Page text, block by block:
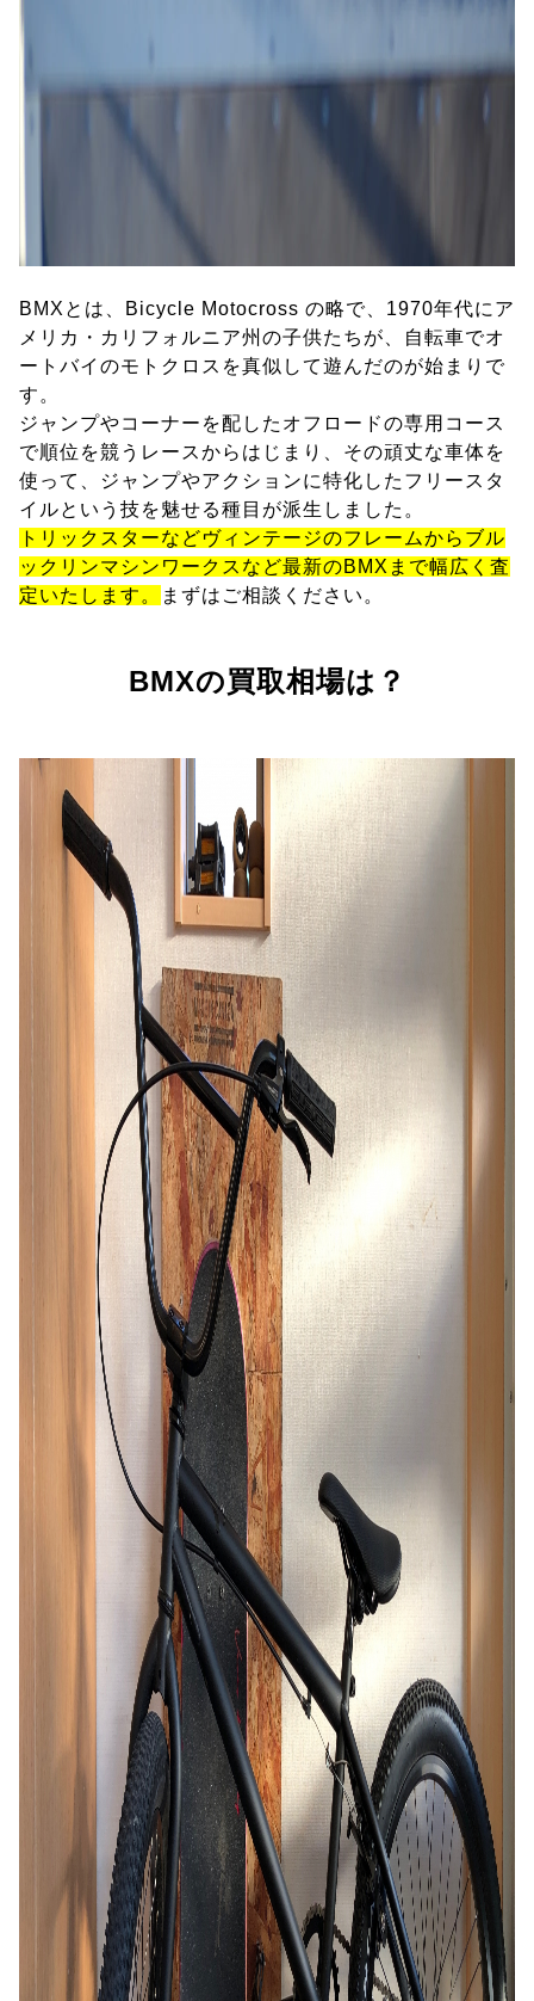
BMXとは、Bicycle Motocross の略で、1970年代にア
メリカ・カリフォルニア州の子供たちが、自転車でオ
ートバイのモトクロスを真似して遊んだのが始まりで
す。
ジャンプやコーナーを配したオフロードの専用コース
で順位を競うレースからはじまり、その頑丈な車体を
使って、ジャンプやアクションに特化したフリースタ
イルという技を魅せる種目が派生しました。
トリックスターなどヴィンテージのフレームからブル
ックリンマシンワークスなど最新のBMXまで幅広く査
定いたします。
まずはご相談ください。
BMXの買取相場は？